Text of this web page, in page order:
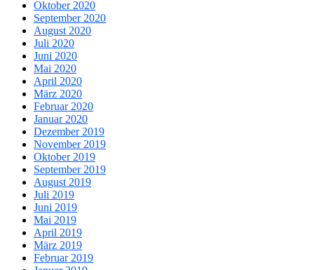
Oktober 2020
September 2020
August 2020
Juli 2020
Juni 2020
Mai 2020
April 2020
März 2020
Februar 2020
Januar 2020
Dezember 2019
November 2019
Oktober 2019
September 2019
August 2019
Juli 2019
Juni 2019
Mai 2019
April 2019
März 2019
Februar 2019